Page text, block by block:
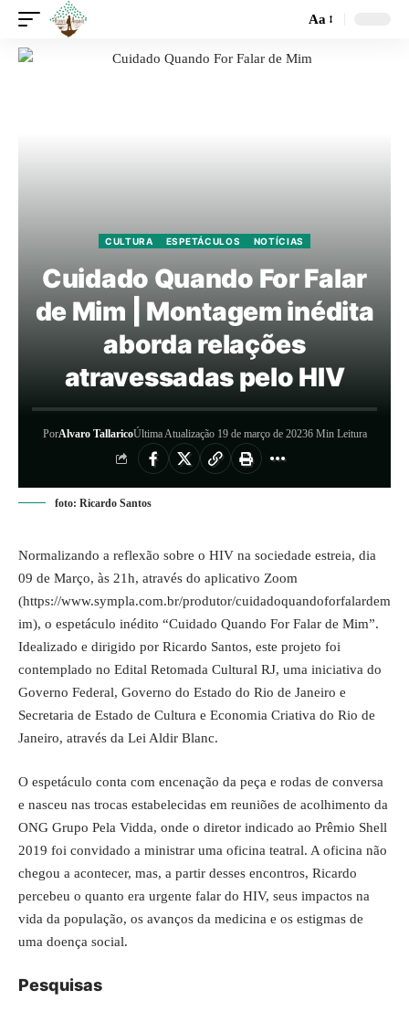
Aa
CULTURA ESPETÁCULOS NOTÍCIAS
Cuidado Quando For Falar
de Mim | Montagem inédita
aborda relações
atravessadas pelo HIV
PorAlvaro TallaricoÚltima Atualização 19 de março de 20236 Min Leitura
foto: Ricardo Santos
Normalizando a reflexão sobre o HIV na sociedade estreia, dia
09 de Março, às 21h, através do aplicativo Zoom
(https://www.sympla.com.br/produtor/cuidadoquandoforfalardem
im), o espetáculo inédito “Cuidado Quando For Falar de Mim”.
Idealizado e dirigido por Ricardo Santos, este projeto foi
contemplado no Edital Retomada Cultural RJ, uma iniciativa do
Governo Federal, Governo do Estado do Rio de Janeiro e
Secretaria de Estado de Cultura e Economia Criativa do Rio de
Janeiro, através da Lei Aldir Blanc.
O espetáculo conta com encenação da peça e rodas de conversa
e nasceu nas trocas estabelecidas em reuniões de acolhimento da
ONG Grupo Pela Vidda, onde o diretor indicado ao Prêmio Shell
2019 foi convidado a ministrar uma oficina teatral. A oficina não
chegou a acontecer, mas, a partir desses encontros, Ricardo
percebeu o quanto era urgente falar do HIV, seus impactos na
vida da população, os avanços da medicina e os estigmas de
uma doença social.
Pesquisas